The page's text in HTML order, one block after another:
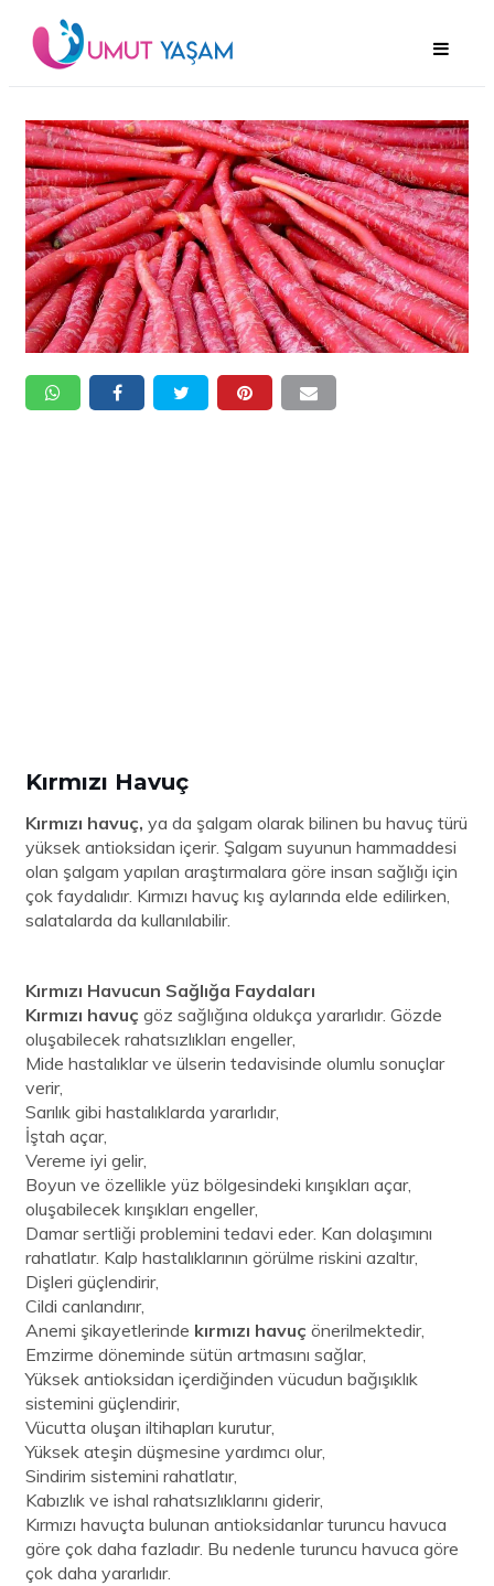
Kırmızı Havuç
Kırmızı havuç, ya da şalgam olarak bilinen bu havuç türü
yüksek antioksidan içerir. Şalgam suyunun hammaddesi
olan şalgam yapılan araştırmalara göre insan sağlığı için
çok faydalıdır. Kırmızı havuç kış aylarında elde edilirken,
salatalarda da kullanılabilir.
Kırmızı Havucun Sağlığa Faydaları
Kırmızı havuç göz sağlığına oldukça yararlıdır. Gözde
oluşabilecek rahatsızlıkları engeller,
Mide hastalıklar ve ülserin tedavisinde olumlu sonuçlar
verir,
Sarılık gibi hastalıklarda yararlıdır,
İştah açar,
Vereme iyi gelir,
Boyun ve özellikle yüz bölgesindeki kırışıkları açar,
oluşabilecek kırışıkları engeller,
Damar sertliği problemini tedavi eder. Kan dolaşımını
rahatlatır. Kalp hastalıklarının görülme riskini azaltır,
Dişleri güçlendirir,
Cildi canlandırır,
Anemi şikayetlerinde kırmızı havuç önerilmektedir,
Emzirme döneminde sütün artmasını sağlar,
Yüksek antioksidan içerdiğinden vücudun bağışıklık
sistemini güçlendirir,
Vücutta oluşan iltihapları kurutur,
Yüksek ateşin düşmesine yardımcı olur,
Sindirim sistemini rahatlatır,
Kabızlık ve ishal rahatsızlıklarını giderir,
Kırmızı havuçta bulunan antioksidanlar turuncu havuca
göre çok daha fazladır. Bu nedenle turuncu havuca göre
çok daha yararlıdır.